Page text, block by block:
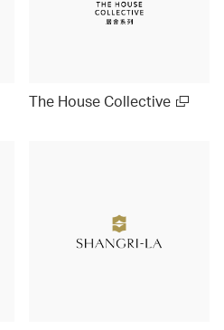
The House Collective